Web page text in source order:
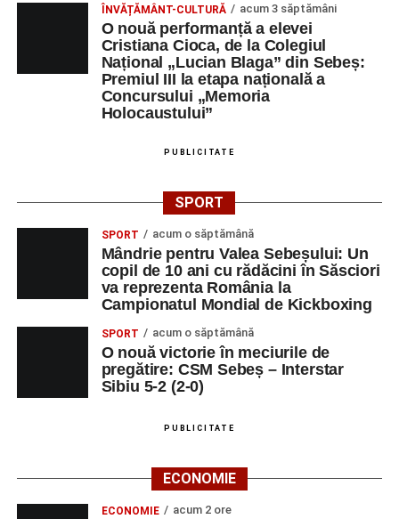
ÎNVĂȚĂMÂNT-CULTURĂ acum 3 săptămâni
O nouă performanță a elevei
Cristiana Cioca, de la Colegiul
Național „Lucian Blaga” din Sebeș:
Premiul III la etapa națională a
Concursului „Memoria
Holocaustului”
PUBLICITATE
SPORT
SPORT acum o săptămână
Mândrie pentru Valea Sebeșului: Un
copil de 10 ani cu rădăcini în Săsciori
va reprezenta România la
Campionatul Mondial de Kickboxing
SPORT acum o săptămână
O nouă victorie în meciurile de
pregătire: CSM Sebeș – Interstar
Sibiu 5-2 (2-0)
PUBLICITATE
ECONOMIE
ECONOMIE acum 2 ore